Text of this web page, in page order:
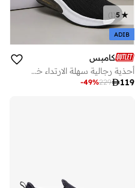
5
(
1
)
ADIB
كامبس
أحذية رجالية سهلة الارتداء خفيفة الوزن وعصرية للمشي اليومي
119
229
-49%